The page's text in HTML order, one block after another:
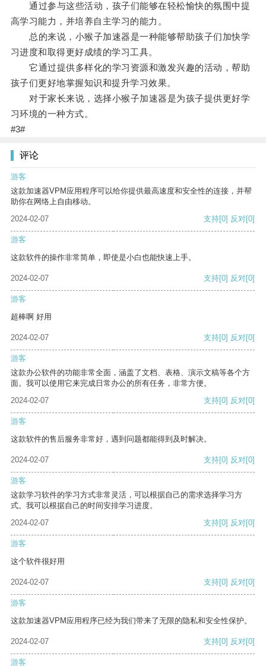
通过参与这些活动，孩子们能够在轻松愉快的氛围中提
高学习能力，并培养自主学习的能力。
总的来说，小猴子加速器是一种能够帮助孩子们加快学
习进度和取得更好成绩的学习工具。
它通过提供多样化的学习资源和激发兴趣的活动，帮助
孩子们更好地掌握知识和提升学习效果。
对于家长来说，选择小猴子加速器是为孩子提供更好学
习环境的一种方式。
#3#
评论
游客
这款加速器VPM应用程序可以给你提供最高速度和安全性的连接，并帮
助你在网络上自由移动。
2024-02-07
支持[0] 反对[0]
游客
这款软件的操作非常简单，即使是小白也能快速上手。
2024-02-07 支持[0] 反对[0]
游客
超棒啊 好用
2024-02-07 支持[0] 反对[0]
游客
这款办公软件的功能非常全面，涵盖了文档、表格、演示文稿等各个方
面。我可以使用它来完成日常办公的所有任务，非常方便。
2024-02-07
支持[0] 反对[0]
游客
这款软件的售后服务非常好，遇到问题都能得到及时解决。
2024-02-07 支持[0] 反对[0]
游客
这款学习软件的学习方式非常灵活，可以根据自己的需求选择学习方
式。我可以根据自己的时间安排学习进度。
2024-02-07
支持[0] 反对[0]
游客
这个软件很好用
2024-02-07 支持[0] 反对[0]
游客
这款加速器VPM应用程序已经为我们带来了无限的隐私和安全性保护。
2024-02-07 支持[0] 反对[0]
游客